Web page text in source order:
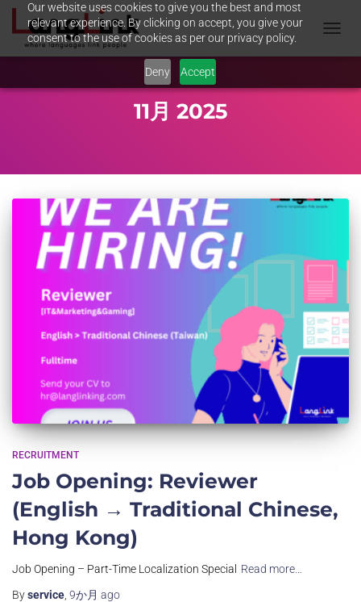
Our website uses cookies to give you the best and most
relevant experience. By clicking on accept, you give your
consent to the use of cookies as per our privacy policy.
Deny Accept
11月 2025
RECRUITMENT
Job Opening: Reviewer
(English → Traditional Chinese,
Hong Kong)
Job Opening – Part-Time Localization Special
Read more…
Byservice 9か月 ago